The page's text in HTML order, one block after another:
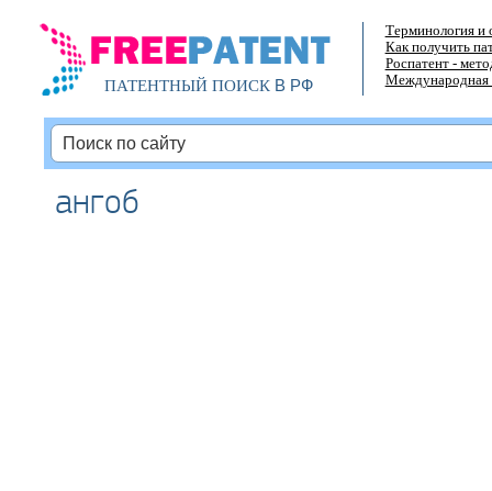
ПАТЕНТНЫЙ ПОИСКВ РФ
Терминология и
Как получить
Роспатент -
Международная
ангоб